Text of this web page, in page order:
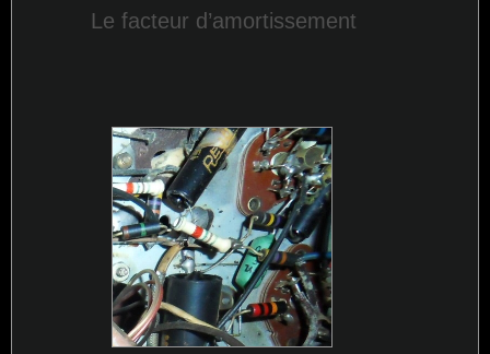
Le facteur d’amortissement